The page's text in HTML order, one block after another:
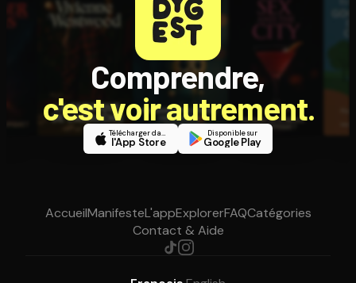
Comprendre,
c'est voir autrement.
Télécharger dans
l'App Store
Disponible sur
Google Play
AccueilManifesteL'appExplorerFAQCatégories
Contact & Aide